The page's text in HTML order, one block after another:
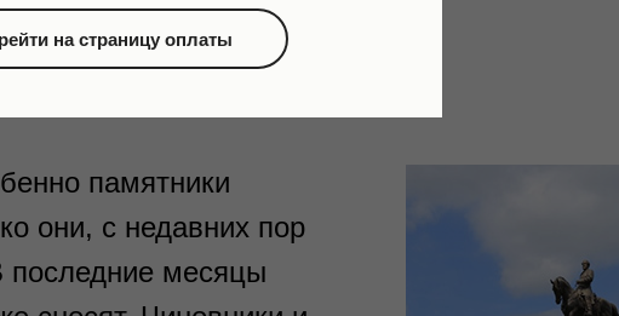
памятники
они, с недавних пор
последние месяцы
на страницу оплаты